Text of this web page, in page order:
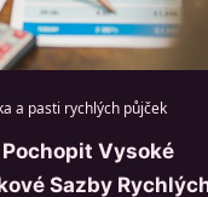
a pasti rychlých půjček
Vysoké
Sazby